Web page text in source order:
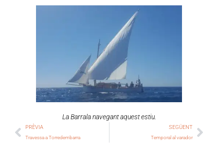
La Barrala navegant aquest estiu.
PRÈVIA
Travessa a Torredembarra
SEGÜENT
Temporal al varador